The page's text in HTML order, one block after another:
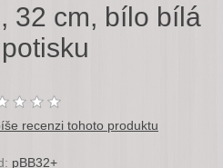
32 cm, bílo bílá
recenzi tohoto produktu
pBB32+